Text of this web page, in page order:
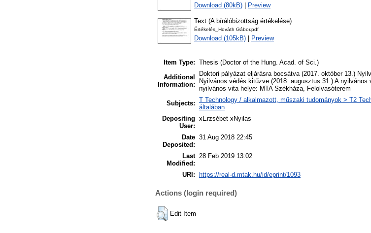
Download (80kB) Preview
Text (A bírálóbizottság értékelése)
Értékelés_Hováth Gábor.pdf
Download (105kB) Preview
Item Type: Thesis (Doctor of the Hung. Acad. of Sci.)
Additional
Information:
Doktori pályázat eljárásra bocsátva (2017. október 13.)
Nyilvános védés kitűzve (2018. augusztus 31.) A nyilvános
nyilvános vita helye: MTA Székháza, Felolvasóterem
Subjects: T Technology / alkalmazott, műszaki tudományok > T2
általában
Depositing
User:
xErzsébet xNyilas
Date
Deposited:
31 Aug 2018 22:45
Last
Modified:
28 Feb 2019 13:02
URI: https://real-d.mtak.hu/id/eprint/1093
Actions (login required)
Edit Item